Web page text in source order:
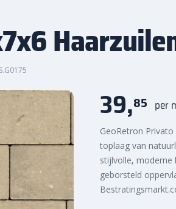
39,85 per
GeoRetron
toplaag van
stijlvolle, moderne
geborsteld